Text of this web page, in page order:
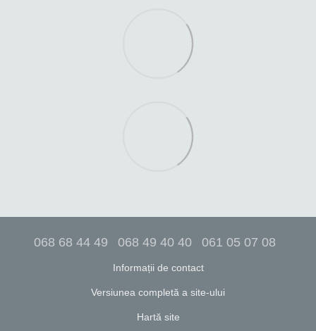
068 68 44 49 068 49 40 40 061 05 07 08
Informații de contact
Versiunea completă a site-ului
Hartă site